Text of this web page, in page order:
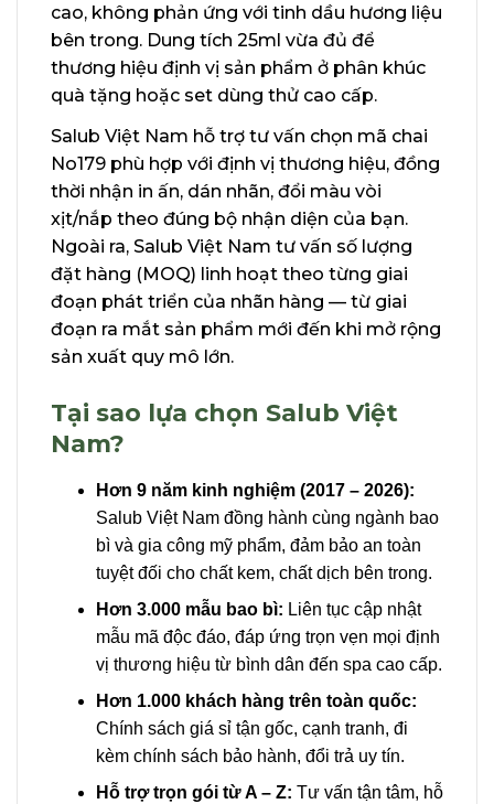
cao, không phản ứng với tinh dầu hương liệu
bên trong. Dung tích 25ml vừa đủ để
thương hiệu định vị sản phẩm ở phân khúc
quà tặng hoặc set dùng thử cao cấp.
Salub Việt Nam hỗ trợ tư vấn chọn mã chai
No179 phù hợp với định vị thương hiệu, đồng
thời nhận in ấn, dán nhãn, đổi màu vòi
xịt/nắp theo đúng bộ nhận diện của bạn.
Ngoài ra, Salub Việt Nam tư vấn số lượng
đặt hàng (MOQ) linh hoạt theo từng giai
đoạn phát triển của nhãn hàng — từ giai
đoạn ra mắt sản phẩm mới đến khi mở rộng
sản xuất quy mô lớn.
Tại sao lựa chọn Salub Việt
Nam?
Hơn 9 năm kinh nghiệm (2017 – 2026):
Salub Việt Nam đồng hành cùng ngành bao
bì và gia công mỹ phẩm, đảm bảo an toàn
tuyệt đối cho chất kem, chất dịch bên trong.
Hơn 3.000 mẫu bao bì: Liên tục cập nhật
mẫu mã độc đáo, đáp ứng trọn vẹn mọi định
vị thương hiệu từ bình dân đến spa cao cấp.
Hơn 1.000 khách hàng trên toàn quốc:
Chính sách giá sỉ tận gốc, cạnh tranh, đi
kèm chính sách bảo hành, đổi trả uy tín.
Hỗ trợ trọn gói từ A – Z: Tư vấn tận tâm, hỗ